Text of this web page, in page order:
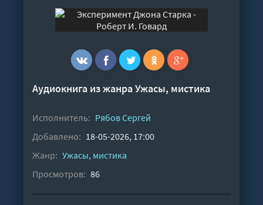
АУДИОКНИГЕ
Аудиокнига из жанраУжасы, мистика
Исполнитель: Рябов Сергей
Добавлено: 18-05-2026, 17:00
Жанр: Ужасы, мистика
Просмотров: 86